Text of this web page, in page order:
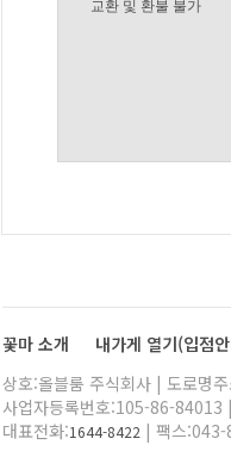
교환 및 환불 불가
꽃마 소개 내가게 열기(입점
상호:올블룸 주식회사 | 도로명
사업자등록번호:105-86-84013
대표전화:1644-8422 | 팩스:043-